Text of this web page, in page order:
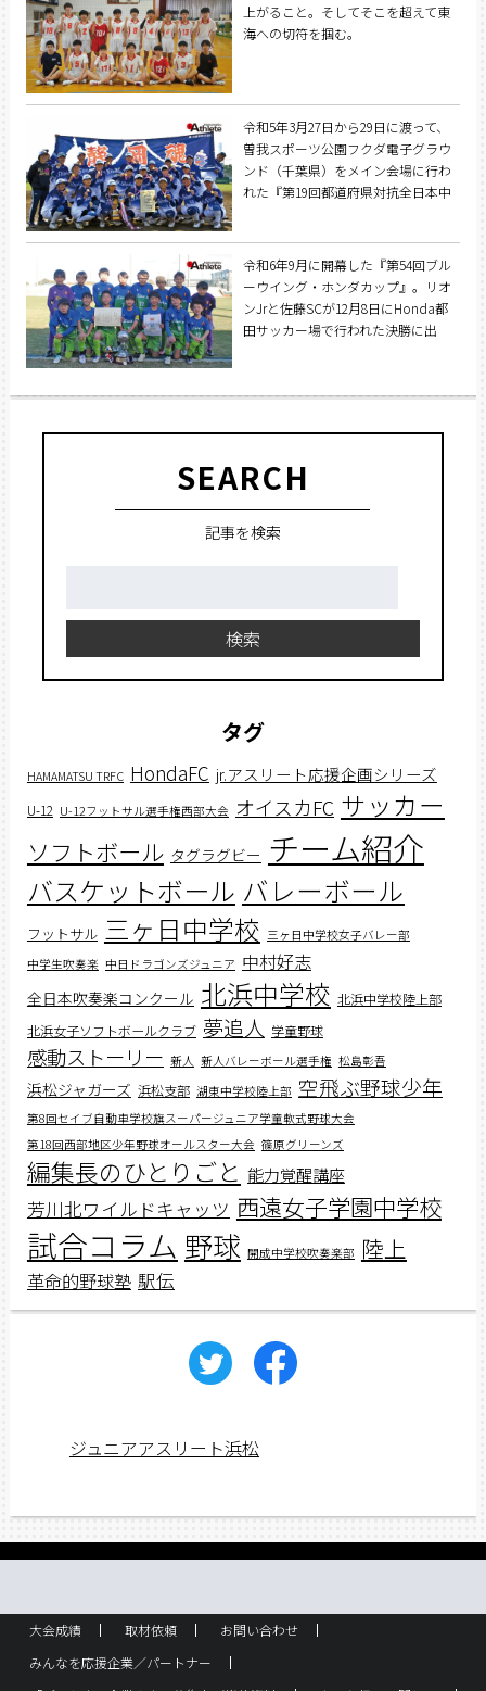
上がること。そしてそこを超えて東
海への切符を掴む。
令和5年3月27日から29日に渡って、
曽我スポーツ公園フクダ電子グラウ
ンド（千葉県）をメイン会場に行わ
れた『第19回都道府県対抗全日本中
令和6年9月に開幕した『第54回ブル
ーウイング・ホンダカップ』。リオ
ンJrと佐藤SCが12月8日にHonda都
田サッカー場で行われた決勝に出
SEARCH
記事を検索
検索
タグ
HAMAMATSU TRFC HondaFC jr.アスリート応援企画シリーズ
U-12 U-12フットサル選手権西部大会 オイスカFC サッカー
ソフトボール タグラグビー チーム紹介
バスケットボール バレーボール
フットサル 三ヶ日中学校 三ヶ日中学校女子バレー部
中学生吹奏楽 中日ドラゴンズジュニア 中村好志
全日本吹奏楽コンクール 北浜中学校 北浜中学校陸上部
北浜女子ソフトボールクラブ 夢追人 学童野球
感動ストーリー 新人 新人バレーボール選手権 松島彰吾
浜松ジャガーズ 浜松支部 湖東中学校陸上部 空飛ぶ野球少年
第8回セイブ自動車学校旗スーパージュニア学童軟式野球大会
第18回西部地区少年野球オールスター大会 篠原グリーンズ
編集長のひとりごと 能力覚醒講座
芳川北ワイルドキャッツ 西遠女子学園中学校
試合コラム 野球 開成中学校吹奏楽部 陸上
革命的野球塾 駅伝
ジュニアアスリート浜松
大会成績 取材依頼
お問い合わせ
みんなを応援企業／パートナー